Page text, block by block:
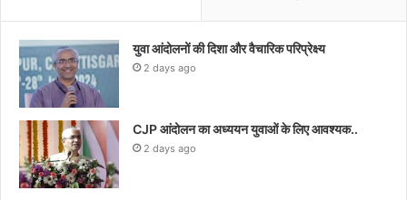
युवा आंदोलनों की दिशा और वैचारिक परिप्रेक्ष्य
2 days ago
CJP आंदोलन का अध्ययन युवाओं के लिए आवश्यक..
2 days ago